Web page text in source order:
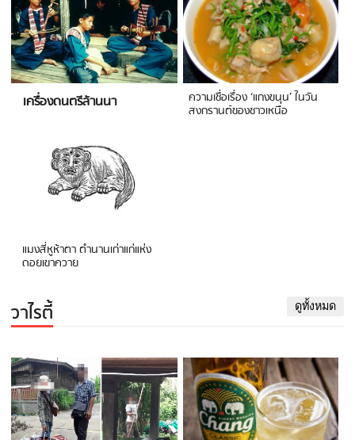
เครื่องดนตรีล้านนา ความเชื่อเรื่อง ‘แกงขนุน’ ในวัน
สงกรานต์ของชาวเหนือ
แมงสี่หูห้าตา ตำนานเก่าแก่แห่ง
ดอยเขาควาย
วาไรตี้ ดูทั้งหมด